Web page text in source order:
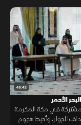
45:42
الأحمر
مشتركة في مكة المكرمة
الجوار، وأحبط هجوم